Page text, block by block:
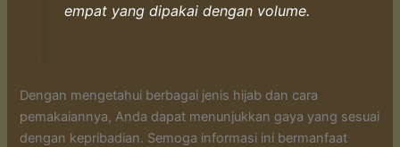
empat yang dipakai dengan volume.
Dengan mengetahui berbagai jenis hijab dan cara
pemakaiannya, Anda dapat menunjukkan gaya yang sesuai
dengan kepribadian. Semoga informasi ini bermanfaat